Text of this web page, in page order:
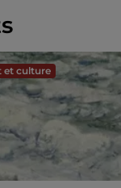
et culture